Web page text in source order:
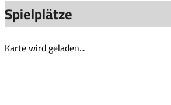
Spielplätze
Karte wird geladen...